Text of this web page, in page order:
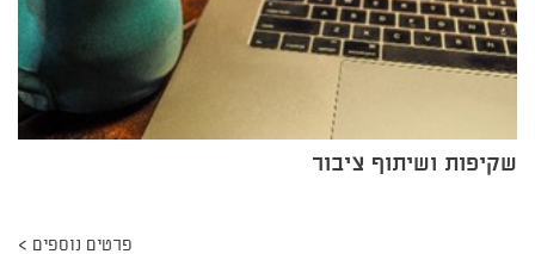
שקיפות ושיתוף ציבור
פרטים נוספים